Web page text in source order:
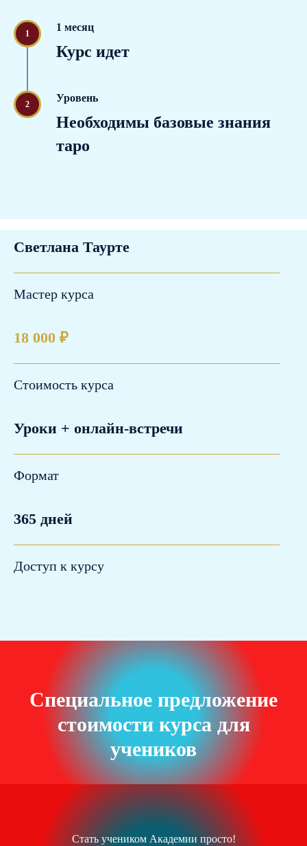
1
1 месяц
Курс идет
2
Уровень
Необходимы базовые знания
таро
Светлана Таурте
Мастер курса
18 000 ₽
Стоимость курса
Уроки + онлайн-встречи
Формат
365 дней
Доступ к курсу
Специальное предложение
стоимости курса для
учеников
Стать учеником Академии просто!